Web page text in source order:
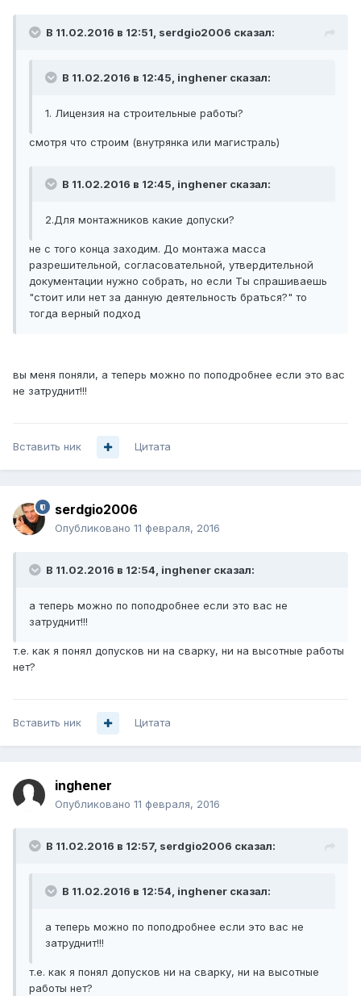
В 11.02.2016 в 12:51, serdgio2006 сказал:
В 11.02.2016 в 12:45, inghener сказал:
1. Лицензия на строительные работы?
смотря что строим (внутрянка или магистраль)
В 11.02.2016 в 12:45, inghener сказал:
2.Для монтажников какие допуски?
не с того конца заходим. До монтажа масса
разрешительной, согласовательной, утвердительной
документации нужно собрать, но если Ты спрашиваешь
"стоит или нет за данную деятельность браться?" то
тогда верный подход
вы меня поняли, а теперь можно по поподробнее если это вас
не затруднит!!!
Вставить ник Цитата
serdgio2006
Опубликовано 11 февраля, 2016
В 11.02.2016 в 12:54, inghener сказал:
а теперь можно по поподробнее если это вас не
затруднит!!!
т.е. как я понял допусков ни на сварку, ни на высотные работы
нет?
Вставить ник Цитата
inghener
Опубликовано 11 февраля, 2016
В 11.02.2016 в 12:57, serdgio2006 сказал:
В 11.02.2016 в 12:54, inghener сказал:
а теперь можно по поподробнее если это вас не
затруднит!!!
т.е. как я понял допусков ни на сварку, ни на высотные
работы нет?